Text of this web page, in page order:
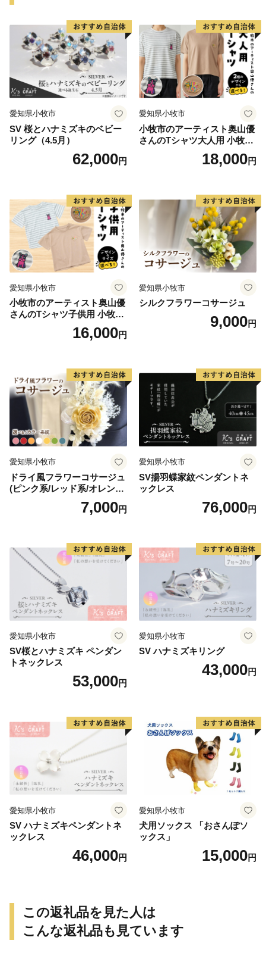
鎌倉市は、総務大臣通知により、ふるさと納税の対象と
なる地方団体としての指定を受けております。
【担当課連絡先】
鎌倉市文化観光部産業課ふるさと寄附金担当
FAX 0467-23-8700
メール furusatokifu@city.kamakura.kanagawa.jp
愛知県小牧市
SV 桜とハナミズキのベビー
リング（4.5月）
62,000円
愛知県小牧市
小牧市のアーティスト奥山優
さんのTシャツ大人用 小牧市
18,000円
愛知県小牧市
小牧市のアーティスト奥山優
さんのTシャツ子供用 小牧市
16,000円
愛知県小牧市
シルクフラワーコサージュ
9,000円
愛知県小牧市
ドライ風フラワーコサージュ
(ピンク系/レッド系/オレンジ
系/ホワイト系/イエロー系/グ
リーン系/ブルー系）7,000円
愛知県小牧市
SV揚羽蝶家紋ペンダントネ
ックレス
76,000円
愛知県小牧市
SV桜とハナミズキ ペンダン
トネックレス
53,000円
愛知県小牧市
SV ハナミズキリング
43,000円
愛知県小牧市
SV ハナミズキペンダントネ
ックレス
46,000円
愛知県小牧市
犬用ソックス 「おさんぽソ
ックス」
15,000円
この返礼品を見た人は
こんな返礼品も見ています